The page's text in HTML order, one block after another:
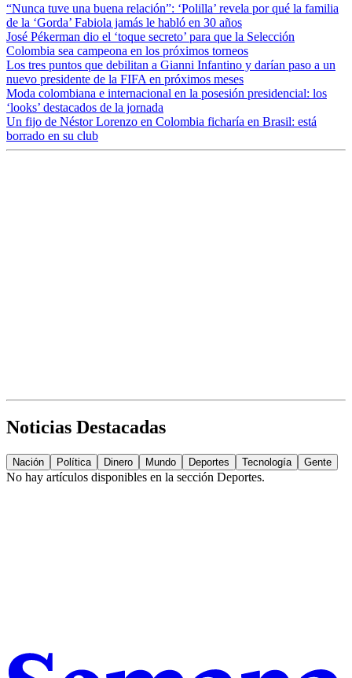
“Nunca tuve una buena relación”: ‘Polilla’ revela por qué la familia
de la ‘Gorda’ Fabiola jamás le habló en 30 años
José Pékerman dio el ‘toque secreto’ para que la Selección
Colombia sea campeona en los próximos torneos
Los tres puntos que debilitan a Gianni Infantino y darían paso a un
nuevo presidente de la FIFA en próximos meses
Moda colombiana e internacional en la posesión presidencial: los
‘looks’ destacados de la jornada
Un fijo de Néstor Lorenzo en Colombia ficharía en Brasil: está
borrado en su club
Noticias Destacadas
Nación Política Dinero Mundo Deportes Tecnología Gente
No hay artículos disponibles en la sección Deportes.